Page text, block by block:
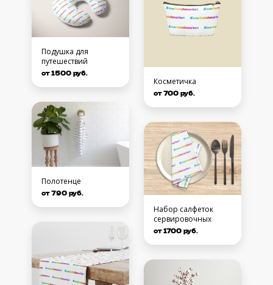
Подушка для
путешествий
от 1500 руб.
Полотенце
от 790 руб.
Косметичка
от 700 руб.
Набор салфеток
сервировочных
от 1700 руб.